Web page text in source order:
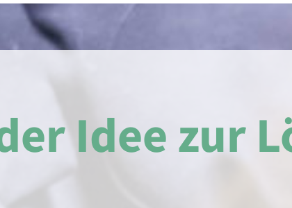
Idee zur